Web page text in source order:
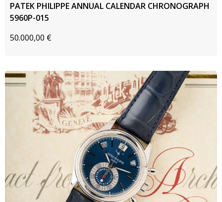
PATEK PHILIPPE ANNUAL CALENDAR CHRONOGRAPH
5960P-015
50.000,00 €